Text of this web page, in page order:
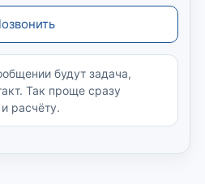
будут задача,
Так проще сразу
расчёту.